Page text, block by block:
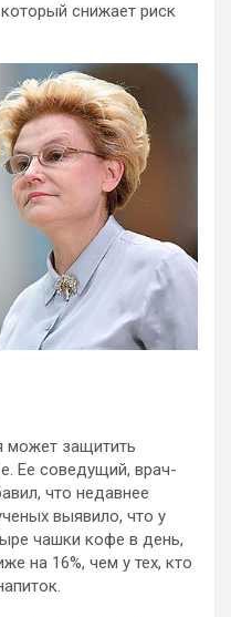
снижает риск
может защитить
Ее соведущий, врач-
что недавнее
выявило, что у
чашки кофе в день,
на 16%, чем у тех, кто